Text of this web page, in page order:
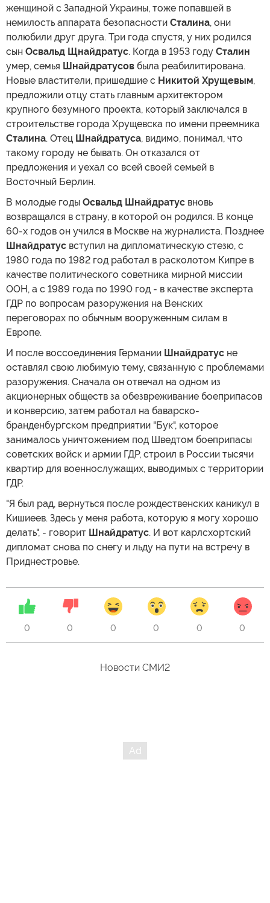
женщиной с Западной Украины, тоже попавшей в
немилость аппарата безопасности Сталина, они
полюбили друг друга. Три года спустя, у них родился
сын Освальд Щнайдратус. Когда в 1953 году Сталин
умер, семья Шнайдратусов была реабилитирована.
Новые властители, пришедшие с Никитой Хрущевым,
предложили отцу стать главным архитектором
крупного безумного проекта, который заключался в
строительстве города Хрущевска по имени преемника
Сталина. Отец Шнайдратуса, видимо, понимал, что
такому городу не бывать. Он отказался от
предложения и уехал со всей своей семьей в
Восточный Берлин.
В молодые годы Освальд Шнайдратус вновь
возвращался в страну, в которой он родился. В конце
60-х годов он учился в Москве на журналиста. Позднее
Шнайдратус вступил на дипломатическую стезю, с
1980 года по 1982 год работал в расколотом Кипре в
качестве политического советника мирной миссии
ООН, а с 1989 года по 1990 год - в качестве эксперта
ГДР по вопросам разоружения на Венских
переговорах по обычным вооруженным силам в
Европе.
И после воссоединения Германии Шнайдратус не
оставлял свою любимую тему, связанную с проблемами
разоружения. Сначала он отвечал на одном из
акционерных обществ за обезвреживание боеприпасов
и конверсию, затем работал на баварско-
бранденбургском предприятии "Бук", которое
занималось уничтожением под Шведтом боеприпасы
советских войск и армии ГДР, строил в России тысячи
квартир для военнослужащих, выводимых с территории
ГДР.
"Я был рад, вернуться после рождественских каникул в
Кишиеев. Здесь у меня работа, которую я могу хорошо
делать", - говорит Шнайдратус. И вот карлсхортский
дипломат снова по снегу и льду на пути на встречу в
Приднестровье.
0 0 0 0 0 0
Новости СМИ2